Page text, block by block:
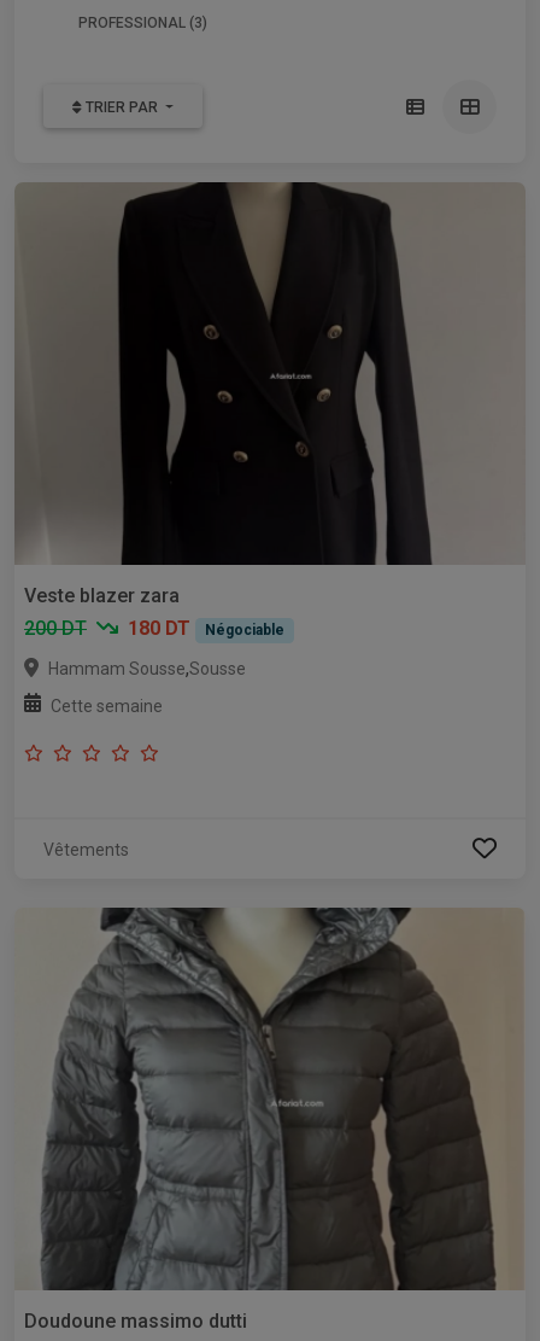
PROFESSIONAL (3)
TRIER PAR
Veste blazer zara
200 DT
180 DT Négociable
Hammam Sousse,Sousse
Cette semaine
Vêtements
Doudoune massimo dutti